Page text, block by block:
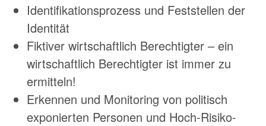
Identifikationsprozess und Feststellen der
Identität
Fiktiver wirtschaftlich Berechtigter – ein
wirtschaftlich Berechtigter ist immer zu
ermitteln!
Erkennen und Monitoring von politisch
exponierten Personen und Hoch-Risiko-